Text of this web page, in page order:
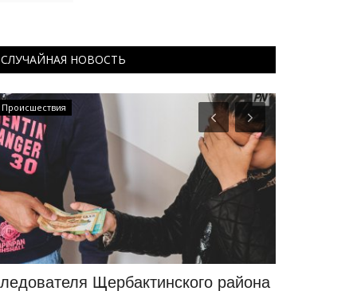
СЛУЧАЙНАЯ НОВОСТЬ
Происшествия
Щербактинского района